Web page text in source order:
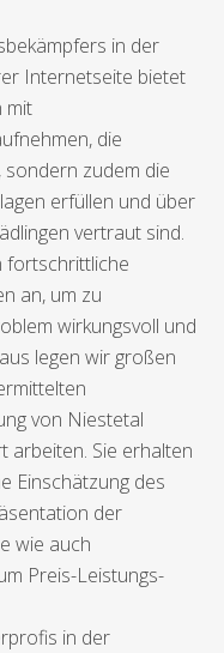
in der
Internetseite bietet
mit
die
zudem die
erfüllen und über
vertraut sind.
fortschrittliche
an, um zu
wirkungsvoll und
legen wir großen
von Niestetal
arbeiten. Sie erhalten
Einschätzung des
der
wie auch
Preis-Leistungs-
in der